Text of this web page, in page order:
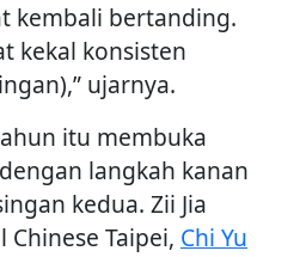
kembali bertanding.
kekal konsisten
ujarnya.
itu membuka
langkah kanan
kedua. Zii Jia
Taipei, Chi Yu